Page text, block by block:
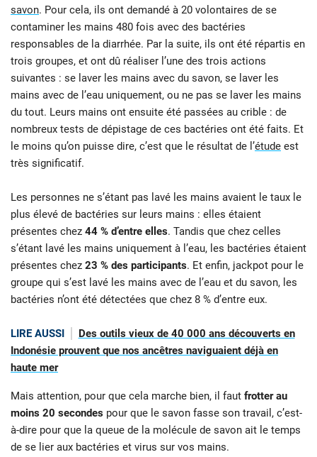
savon. Pour cela, ils ont demandé à 20 volontaires de se
contaminer les mains 480 fois avec des bactéries
responsables de la diarrhée. Par la suite, ils ont été répartis en
trois groupes, et ont dû réaliser l’une des trois actions
suivantes : se laver les mains avec du savon, se laver les
mains avec de l’eau uniquement, ou ne pas se laver les mains
du tout. Leurs mains ont ensuite été passées au crible : de
nombreux tests de dépistage de ces bactéries ont été faits. Et
le moins qu’on puisse dire, c’est que le résultat de l’étude est
très significatif.
Les personnes ne s’étant pas lavé les mains avaient le taux le
plus élevé de bactéries sur leurs mains : elles étaient
présentes chez 44 % d’entre elles. Tandis que chez celles
s’étant lavé les mains uniquement à l’eau, les bactéries étaient
présentes chez 23 % des participants. Et enfin, jackpot pour le
groupe qui s’est lavé les mains avec de l’eau et du savon, les
bactéries n’ont été détectées que chez 8 % d’entre eux.
LIRE AUSSI
Des outils vieux de 40 000 ans découverts en
Indonésie prouvent que nos ancêtres naviguaient déjà en
haute mer
Mais attention, pour que cela marche bien, il faut frotter au
moins 20 secondes pour que le savon fasse son travail, c’est-
à-dire pour que la queue de la molécule de savon ait le temps
de se lier aux bactéries et virus sur vos mains.